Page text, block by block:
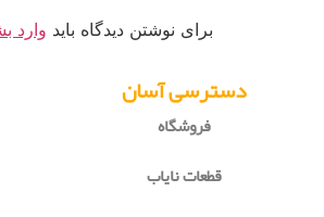
برای نوشتن دیدگاه باید وارد
دسترسی آسان
فروشگاه
قطعات نایاب